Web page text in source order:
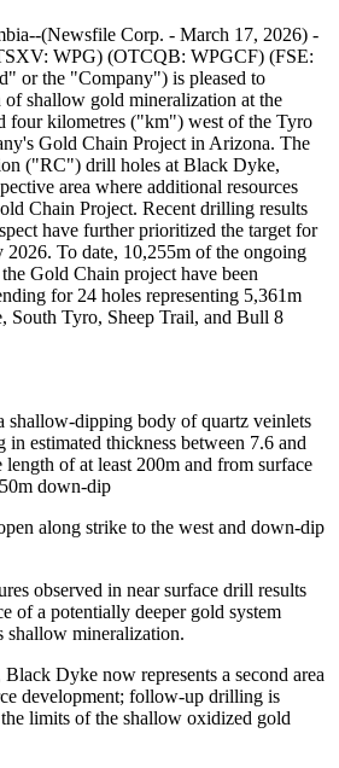
(Newsfile Corp. - March 17, 2026) -
WPG) (OTCQB: WPGCF) (FSE:
or the "Company") is pleased to
of shallow gold mineralization at the
four kilometres ("km") west of the Tyro
Gold Chain Project in Arizona. The
("RC") drill holes at Black Dyke,
area where additional resources
Chain Project. Recent drilling results
have further prioritized the target for
To date, 10,255m of the ongoing
Gold Chain project have been
for 24 holes representing 5,361m
South Tyro, Sheep Trail, and Bull 8
shallow-dipping body of quartz veinlets
in estimated thickness between 7.6 and
of at least 200m and from surface
down-dip
along strike to the west and down-dip
observed in near surface drill results
of a potentially deeper gold system
shallow mineralization.
Dyke now represents a second area
development; follow-up drilling is
limits of the shallow oxidized gold